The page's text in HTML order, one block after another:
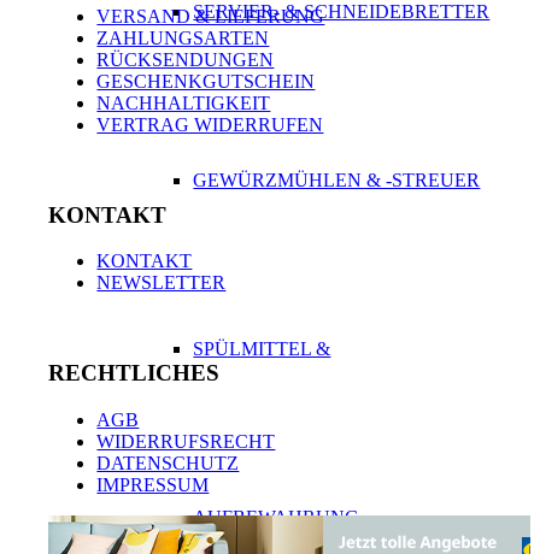
SERVIER- & SCHNEIDEBRETTER
GEWÜRZMÜHLEN & -STREUER
SPÜLMITTEL &
AUFBEWAHRUNG
VERSAND & LIEFERUNG
ZAHLUNGSARTEN
RÜCKSENDUNGEN
GESCHENKGUTSCHEIN
NACHHALTIGKEIT
VERTRAG WIDERRUFEN
KONTAKT
KONTAKT
NEWSLETTER
RECHTLICHES
AGB
WIDERRUFSRECHT
DATENSCHUTZ
IMPRESSUM